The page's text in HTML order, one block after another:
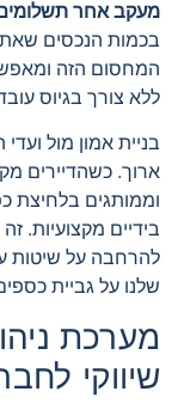
מעקב אחר
בכמות הנכסים
המחסום הזה
ללא צורך בגיוס
בניית אמון מול
ארוך. כשהדיירים
וממותגים בלחיצת
בידיים מקצועיות.
להרחבה על שיטות
שלנו על גביית
מערכת
שיווקי